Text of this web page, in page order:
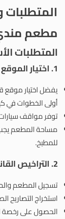
المتطلبات
مطعم
المتطلبات
1. اختيار
يفضل اختيار موقع
أولى الخطوات
توفر مواقف
مساحة المطعم
للمطبخ.
2. التراخيص
تسجيل المطعم
استخراج التصاريح
الحصول على رخصة